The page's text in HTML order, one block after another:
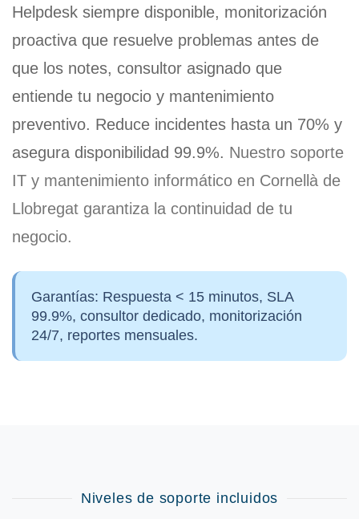
Helpdesk siempre disponible, monitorización
proactiva que resuelve problemas antes de
que los notes, consultor asignado que
entiende tu negocio y mantenimiento
preventivo. Reduce incidentes hasta un 70% y
asegura disponibilidad 99.9%. Nuestro soporte
IT y mantenimiento informático en Cornellà de
Llobregat garantiza la continuidad de tu
negocio.
Garantías: Respuesta < 15 minutos, SLA
99.9%, consultor dedicado, monitorización
24/7, reportes mensuales.
Niveles de soporte incluidos